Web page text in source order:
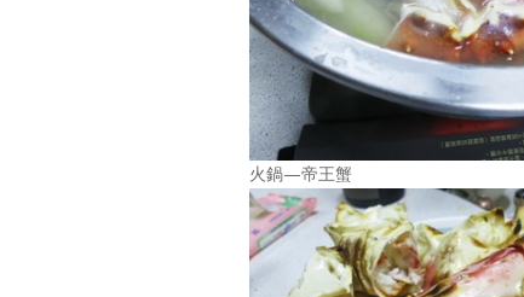
火鍋—帝王蟹